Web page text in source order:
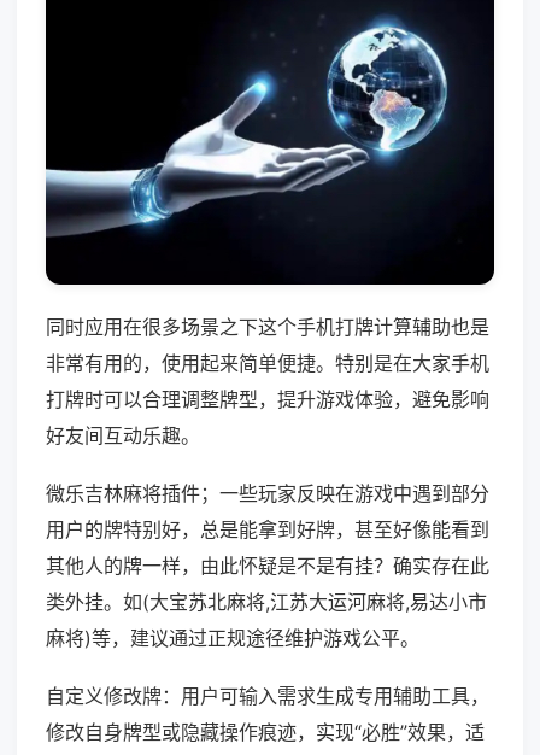
同时应用在很多场景之下这个手机打牌计算辅助也是
非常有用的，使用起来简单便捷。特别是在大家手机
打牌时可以合理调整牌型，提升游戏体验，避免影响
好友间互动乐趣。
微乐吉林麻将插件；一些玩家反映在游戏中遇到部分
用户的牌特别好，总是能拿到好牌，甚至好像能看到
其他人的牌一样，由此怀疑是不是有挂？确实存在此
类外挂。如(大宝苏北麻将,江苏大运河麻将,易达小市
麻将)等，建议通过正规途径维护游戏公平。
自定义修改牌：用户可输入需求生成专用辅助工具，
修改自身牌型或隐藏操作痕迹，实现“必胜”效果，适